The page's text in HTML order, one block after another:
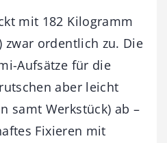
mit 182 Kilogramm
zwar ordentlich zu. Die
Aufsätze für die
aber leicht
samt Werkstück) ab –
Fixieren mit